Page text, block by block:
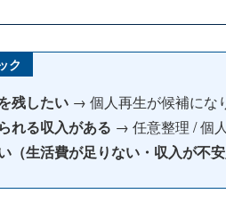
ク
残したい → 個人再生が候補にな
れる収入がある → 任意整理 / 個
（生活費が足りない・収入が不安